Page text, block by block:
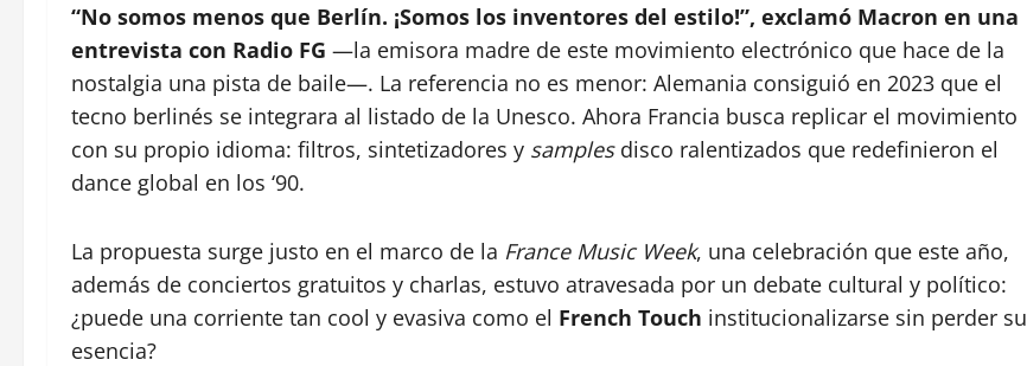
“No somos menos que Berlín. ¡Somos los inventores del estilo!”, exclamó Macron en una
entrevista con Radio FG —la emisora madre de este movimiento electrónico que hace de la
nostalgia una pista de baile—. La referencia no es menor: Alemania consiguió en 2023 que el
tecno berlinés se integrara al listado de la Unesco. Ahora Francia busca replicar el movimiento
con su propio idioma: filtros, sintetizadores y samplesdisco ralentizados que redefinieron el
dance global en los ‘90.
La propuesta surge justo en el marco de la France Music Week, una celebración que este año,
además de conciertos gratuitos y charlas, estuvo atravesada por un debate cultural y político:
¿puede una corriente tan cool y evasiva como el French Touch institucionalizarse sin perder su
esencia?